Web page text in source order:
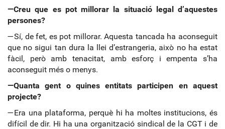
—Creu que es pot millorar la situació legal d’aquestes
persones?
—Sí, de fet, es pot millorar. Aquesta tancada ha aconseguit
que no sigui tan dura la llei d’estrangeria, això no ha estat
fàcil, però amb tenacitat, amb esforç i empenta s’ha
aconseguit més o menys.
—Quanta gent o quines entitats participen en aquest
projecte?
—Era una plataforma, perquè hi ha moltes institucions, és
difícil de dir. Hi ha una organització sindical de la CGT i de